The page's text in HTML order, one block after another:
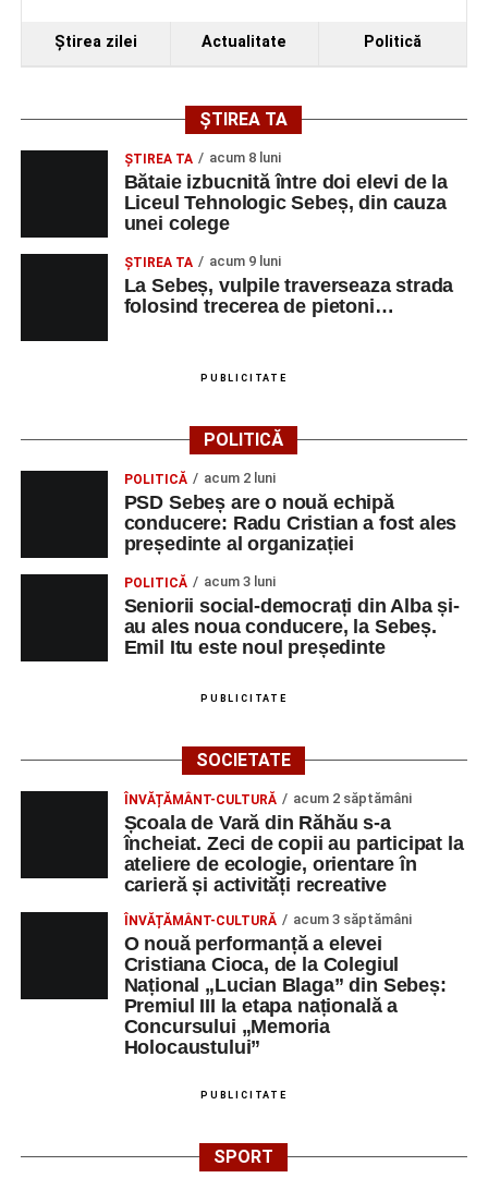
Ştirea zilei Actualitate Politică
ȘTIREA TA
ŞTIREA TA acum 8 luni
Bătaie izbucnită între doi elevi de la
Liceul Tehnologic Sebeș, din cauza
unei colege
ŞTIREA TA acum 9 luni
La Sebeș, vulpile traverseaza strada
folosind trecerea de pietoni…
PUBLICITATE
POLITICĂ
POLITICĂ acum 2 luni
PSD Sebeș are o nouă echipă
conducere: Radu Cristian a fost ales
președinte al organizației
POLITICĂ acum 3 luni
Seniorii social-democrați din Alba și-
au ales noua conducere, la Sebeș.
Emil Itu este noul președinte
PUBLICITATE
SOCIETATE
ÎNVĂȚĂMÂNT-CULTURĂ acum 2 săptămâni
Școala de Vară din Răhău s-a
încheiat. Zeci de copii au participat la
ateliere de ecologie, orientare în
carieră și activități recreative
ÎNVĂȚĂMÂNT-CULTURĂ acum 3 săptămâni
O nouă performanță a elevei
Cristiana Cioca, de la Colegiul
Național „Lucian Blaga” din Sebeș:
Premiul III la etapa națională a
Concursului „Memoria
Holocaustului”
PUBLICITATE
SPORT